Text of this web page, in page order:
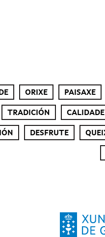
ORIXE PAISAXE
TRADICIÓN CALIDADE
DESFRUTE